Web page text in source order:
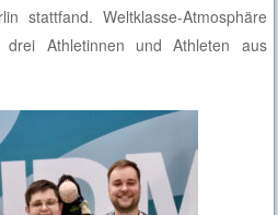
stattfand. Weltklasse-Atmosphäre
Athletinnen und Athleten aus